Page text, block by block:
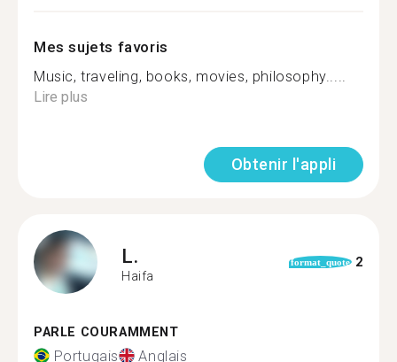
Mes sujets favoris
Music, traveling, books, movies, philosophy.....
Lire plus
Obtenir l'appli
L.
Haifa
format_quote 2
PARLE COURAMMENT
Portugais Anglais